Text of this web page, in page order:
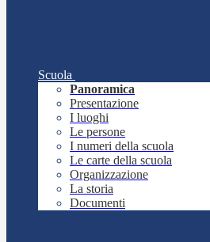
Scuola
Panoramica
Presentazione
I luoghi
Le persone
I numeri della scuola
Le carte della scuola
Organizzazione
La storia
Documenti